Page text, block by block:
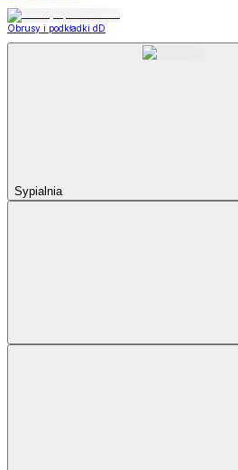
Obrusy i podkładki dD
Sypialnia